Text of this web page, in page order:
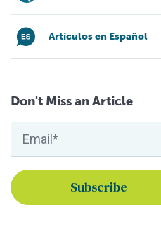
Artículos en Español
Don't Miss an Article